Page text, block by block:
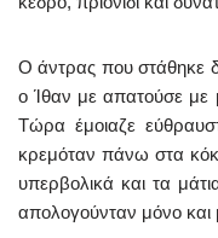
Ο άντρας που στάθηκε
ο Ίθαν με απατούσε με
Τώρα έμοιαζε
κρεμόταν πάνω στα
υπερβολικά και τα
απολογούνταν μόνο